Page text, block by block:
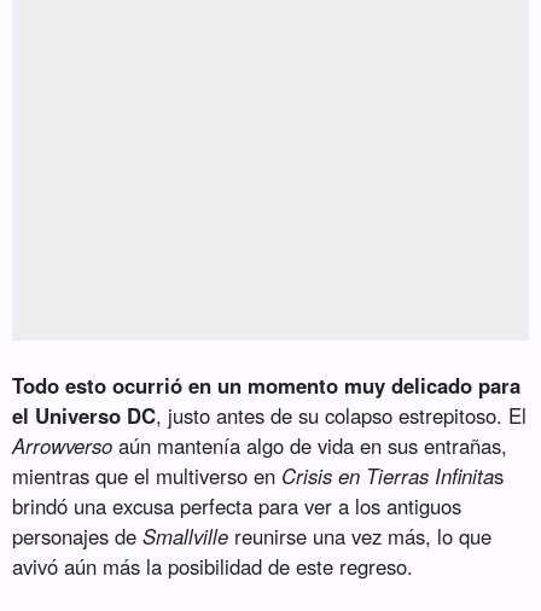
Todo esto ocurrió en un momento muy delicado para
el Universo DC, justo antes de su colapso estrepitoso. El
Arrowverso aún mantenía algo de vida en sus entrañas,
mientras que el multiverso en Crisis en Tierras Infinitas
brindó una excusa perfecta para ver a los antiguos
personajes deSmallville reunirse una vez más, lo que
avivó aún más la posibilidad de este regreso.